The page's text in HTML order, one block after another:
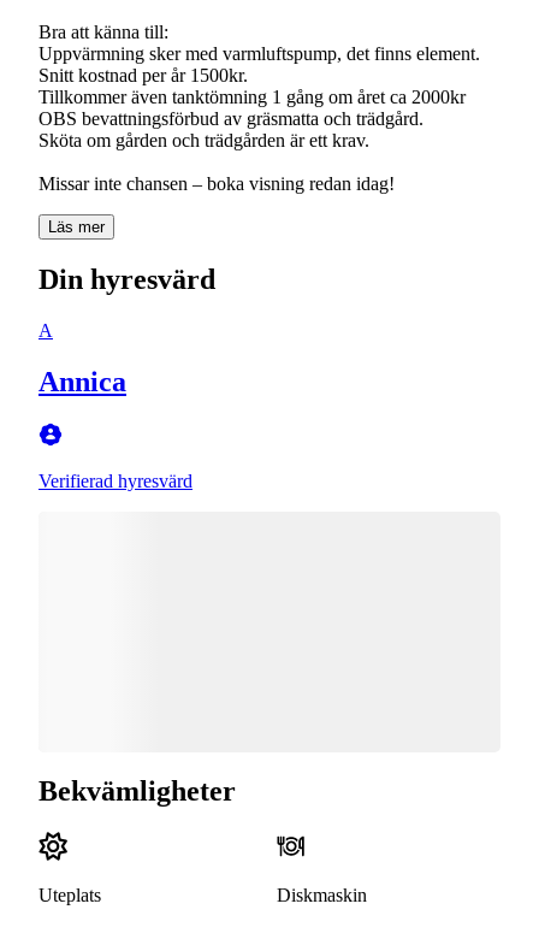
Bra att känna till:
Uppvärmning sker med varmluftspump, det finns element.
Snitt kostnad per år 1500kr.
Tillkommer även tanktömning 1 gång om året ca 2000kr
OBS bevattningsförbud av gräsmatta och trädgård.
Sköta om gården och trädgården är ett krav.
Missar inte chansen – boka visning redan idag!
Läs mer
Din hyresvärd
A
Annica
Verifierad hyresvärd
Bekvämligheter
Uteplats Diskmaskin